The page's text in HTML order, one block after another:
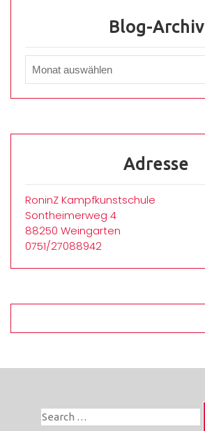
Blog-Archiv
Adresse
RoninZ Kampfkunstschule
Sontheimerweg 4
88250 Weingarten
0751/27088942